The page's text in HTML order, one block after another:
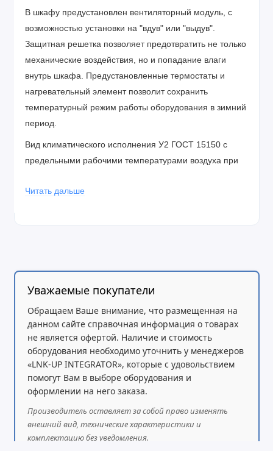
В шкафу предустановлен вентиляторный модуль, с
возможностью установки на "вдув" или "выдув".
Защитная решетка позволяет предотвратить не только
механические воздействия, но и попадание влаги
внутрь шкафа. Предустановленные термостаты и
нагревательный элемент позволит сохранить
температурный режим работы оборудования в зимний
период.
Вид климатического исполнения У2 ГОСТ 15150 с
предельными рабочими температурами воздуха при
влажности воздуха не более 80% при +20 С. Степень
вертикальных струй воды, допускается обрызгивание,
попадание пыли, снега);
Под индивидуальные требования Заказчика
вид климатического исполнения можно изменить.
Материалы: холоднокатаная сталь ГОСТ 19904-90.
Толщина деталей не менее 1,2 мм. Покрытие -
Для установки термошкафа на опору (столб)
понадобится крепление ТВК на мачту.
Читать дальше
Уважаемые покупатели
Обращаем Ваше внимание, что размещенная на
данном сайте справочная информация о товарах
не является офертой. Наличие и стоимость
оборудования необходимо уточнить у менеджеров
«LNK-UP INTEGRATOR», которые с удовольствием
помогут Вам в выборе оборудования и
оформлении на него заказа.
Производитель оставляет за собой право изменять
внешний вид, технические характеристики и
комплектацию без уведомления.